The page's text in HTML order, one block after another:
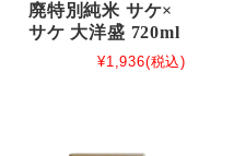
廃特別純米 サケ×
サケ 大洋盛 720ml
¥1,936(税込)